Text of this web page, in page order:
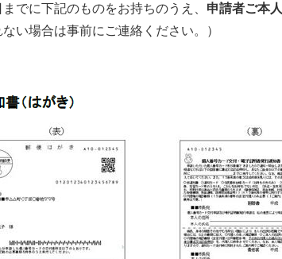
でに下記のものをお持ちのうえ、 申請者ご本人
い場合は事前にご連絡ください。）